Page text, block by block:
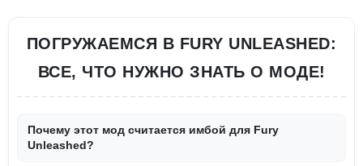
ПОГРУЖАЕМСЯ В FURY UNLEASHED:
ВСЕ, ЧТО НУЖНО ЗНАТЬ О МОДЕ!
Почему этот мод считается имбой для Fury
Unleashed?